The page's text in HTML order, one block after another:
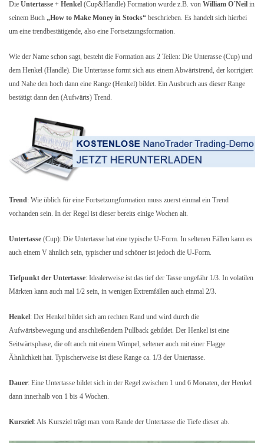
Die Untertasse + Henkel (Cup&Handle) Formation wurde z.B. von William O´Neil in
seinem Buch „How to Make Money in Stocks“ beschrieben. Es handelt sich hierbei
um eine trendbestätigende, also eine Fortsetzungsformation.
Wie der Name schon sagt, besteht die Formation aus 2 Teilen: Die Unterasse (Cup) und
dem Henkel (Handle). Die Untertasse formt sich aus einem Abwärtstrend, der korrigiert
und Nahe den hoch dann eine Range (Henkel) bildet. Ein Ausbruch aus dieser Range
bestätigt dann den (Aufwärts) Trend.
Trend: Wie üblich für eine Fortsetzungformation muss zuerst einmal ein Trend
vorhanden sein. In der Regel ist dieser bereits einige Wochen alt.
Untertasse (Cup): Die Untertasse hat eine typische U-Form. In seltenen Fällen kann es
auch einem V ähnlich sein, typischer und schöner ist jedoch die U-Form.
Tiefpunkt der Untertasse: Idealerweise ist das tief der Tasse ungefähr 1/3. In volatilen
Märkten kann auch mal 1/2 sein, in wenigen Extremfällen auch einmal 2/3.
Henkel: Der Henkel bildet sich am rechten Rand und wird durch die
Aufwärtsbewegung und anschließendem Pullback gebildet. Der Henkel ist eine
Seitwärtsphase, die oft auch mit einem Wimpel, seltener auch mit einer Flagge
Ähnlichkeit hat. Typischerweise ist diese Range ca. 1/3 der Untertasse.
Dauer: Eine Untertasse bildet sich in der Regel zwischen 1 und 6 Monaten, der Henkel
dann innerhalb von 1 bis 4 Wochen.
Kursziel: Als Kursziel trägt man vom Rande der Untertasse die Tiefe dieser ab.